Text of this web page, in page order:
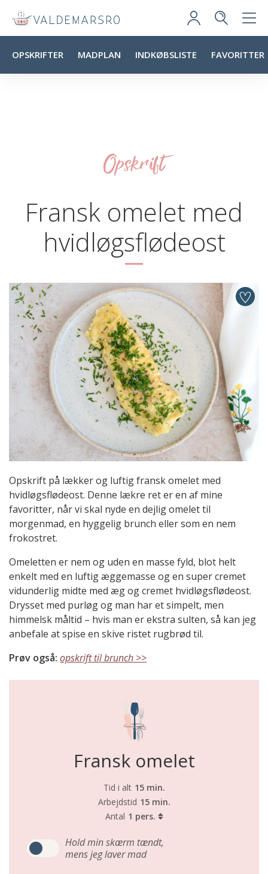
OPSKRIFTER MADPLAN INDKØBSLISTE FAVORITTER
Opskrift
Fransk omelet med
hvidløgsflødeost
Opskrift på lækker og luftig fransk omelet med
hvidløgsflødeost. Denne lækre ret er en af mine
favoritter, når vi skal nyde en dejlig omelet til
morgenmad, en hyggelig brunch eller som en nem
frokostret.
Omeletten er nem og uden en masse fyld, blot helt
enkelt med en luftig æggemasse og en super cremet
vidunderlig midte med æg og cremet hvidløgsflødeost.
Drysset med purløg og man har et simpelt, men
himmelsk måltid – hvis man er ekstra sulten, så kan jeg
anbefale at spise en skive ristet rugbrød til.
Prøv også: opskrift til brunch >>
Fransk omelet
Tid i alt 15 min.
Arbejdstid 15 min.
Antal 1 pers.
Hold min skærm tændt,
mens jeg laver mad